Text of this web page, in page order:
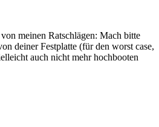
meinen Ratschlägen: Mach bitte
deiner Festplatte (für den worst case,
auch nicht mehr hochbooten